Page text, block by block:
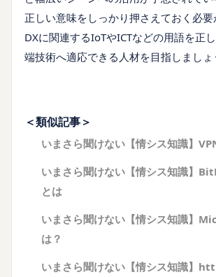
正しい意味をしっかり押さえておく必要
DXに関連するIoTやICTなどの用語を正
端技術へ適応できる人材を目指しましょ
＜類似記事＞
いまさら聞けない【情シス知識】
いまさら聞けない【情シス知識】
とは
いまさら聞けない【情シス知識】
は？
いまさら聞けない【情シス知識】